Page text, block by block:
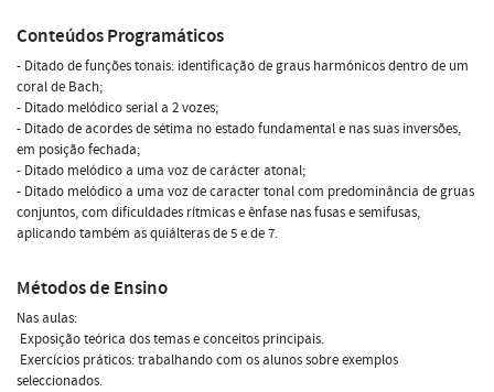
Conteúdos Programáticos
- Ditado de funções tonais: identificação de graus harmónicos dentro de um
coral de Bach;
- Ditado melódico serial a 2 vozes;
- Ditado de acordes de sétima no estado fundamental e nas suas inversões,
em posição fechada;
- Ditado melódico a uma voz de carácter atonal;
- Ditado melódico a uma voz de caracter tonal com predominância de gruas
conjuntos, com dificuldades rítmicas e ênfase nas fusas e semifusas,
aplicando também as quiálteras de 5 e de 7.
Métodos de Ensino
Nas aulas:
 Exposição teórica dos temas e conceitos principais.
 Exercícios práticos: trabalhando com os alunos sobre exemplos
seleccionados.